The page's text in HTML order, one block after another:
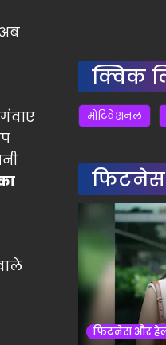
क्विक
मोटिवेशनल
फिटनेस और